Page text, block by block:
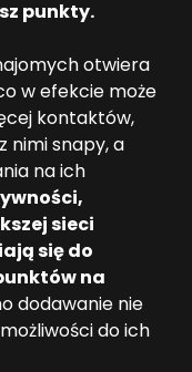
punkty.
otwiera
w efekcie może
kontaktów,
nimi snapy, a
na ich
sieci
się do
na
dodawanie nie
do ich